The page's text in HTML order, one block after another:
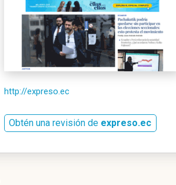
http://expreso.ec
Obtén una revisión de expreso.ec